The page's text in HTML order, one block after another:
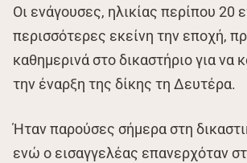
Οι ενάγουσες, ηλικίας περίπου 20
περισσότερες εκείνη την εποχή,
καθημερινά στο δικαστήριο για να
την έναρξη της δίκης τη Δευτέρα.
Ήταν παρούσες σήμερα στη
ενώ ο εισαγγελέας επανερχόταν